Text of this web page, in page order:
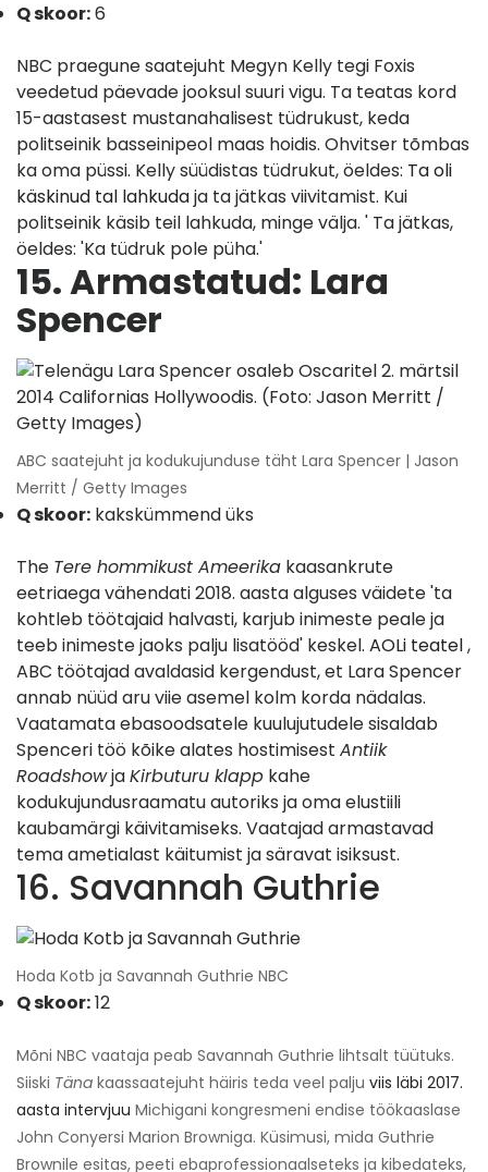
Q skoor:6
NBC praegune saatejuht Megyn Kelly tegi Foxis
veedetud päevade jooksul suuri vigu. Ta teatas kord
15-aastasest mustanahalisest tüdrukust, keda
politseinik basseinipeol maas hoidis. Ohvitser tõmbas
ka oma püssi. Kelly süüdistas tüdrukut, öeldes: Ta oli
käskinud tal lahkudaja ta jätkas viivitamist. Kui
politseinik käsib teil lahkuda, minge välja. ' Ta jätkas,
öeldes: 'Ka tüdruk pole püha.'
15. Armastatud: Lara
Spencer
ABC saatejuht ja kodukujunduse täht Lara Spencer | Jason
Merritt / Getty Images
Q skoor: kakskümmend üks
The Tere hommikust Ameerika kaasankrute
eetriaega vähendati 2018. aasta alguses väidete 'ta
kohtleb töötajaid halvasti, karjub inimeste peale ja
teeb inimeste jaoks palju lisatööd' keskel. AOLi teatel,
ABC töötajad avaldasid kergendust, et Lara Spencer
annab nüüd aru viie asemel kolm korda nädalas.
Vaatamata ebasoodsatele kuulujutudele sisaldab
Spenceri töö kõike alates hostimisest Antiik
RoadshowjaKirbuturu klapp kahe
kodukujundusraamatu autoriks ja oma elustiili
kaubamärgi käivitamiseks. Vaatajad armastavad
tema ametialast käitumist ja säravat isiksust.
16. Savannah Guthrie
Hoda Kotb ja Savannah Guthrie NBC
Q skoor:12
Mõni NBC vaataja peab Savannah Guthrie lihtsalt tüütuks.
Siiski Täna kaassaatejuht häiris teda veel palju viis läbi 2017.
aasta intervjuu Michigani kongresmeni endise töökaaslase
John Conyersi Marion Browniga. Küsimusi, mida Guthrie
Brownile esitas, peeti ebaprofessionaalseteks ja kibedateks,